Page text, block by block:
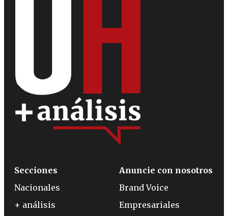
Secciones
Nacionales
+ análisis
Anuncie con nosotros
Brand Voice
Empresariales